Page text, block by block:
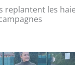
replantent les